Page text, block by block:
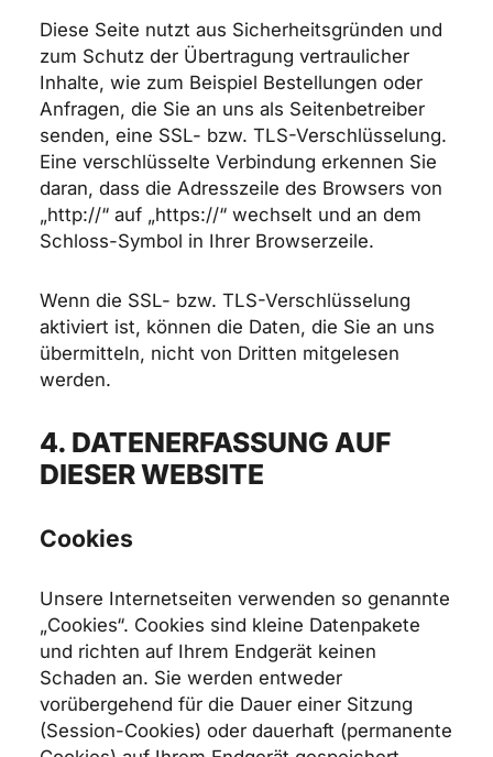
Diese Seite nutzt aus Sicherheitsgründen und
zum Schutz der Übertragung vertraulicher
Inhalte, wie zum Beispiel Bestellungen oder
Anfragen, die Sie an uns als Seitenbetreiber
senden, eine SSL- bzw. TLS-Verschlüsselung.
Eine verschlüsselte Verbindung erkennen Sie
daran, dass die Adresszeile des Browsers von
„http://“ auf „https://“ wechselt und an dem
Schloss-Symbol in Ihrer Browserzeile.
Wenn die SSL- bzw. TLS-Verschlüsselung
aktiviert ist, können die Daten, die Sie an uns
übermitteln, nicht von Dritten mitgelesen
werden.
4. DATENERFASSUNG AUF
DIESER WEBSITE
Cookies
Unsere Internetseiten verwenden so genannte
„Cookies“. Cookies sind kleine Datenpakete
und richten auf Ihrem Endgerät keinen
Schaden an. Sie werden entweder
vorübergehend für die Dauer einer Sitzung
(Session-Cookies) oder dauerhaft (permanente